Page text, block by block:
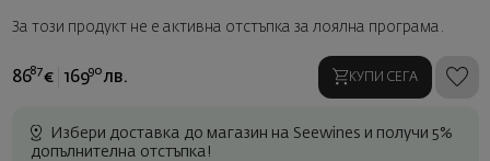
За този продукт не е активна отстъпка за лоялна програма.
8687 € 16990 лв. КУПИ СЕГА
Избери доставка до магазин на Seewines и получи 5%
допълнителна отстъпка!